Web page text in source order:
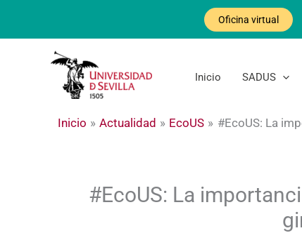
Oficina virtual
Inicio SADUS
Inicio Actualidad EcoUS #EcoUS: La
#EcoUS: La